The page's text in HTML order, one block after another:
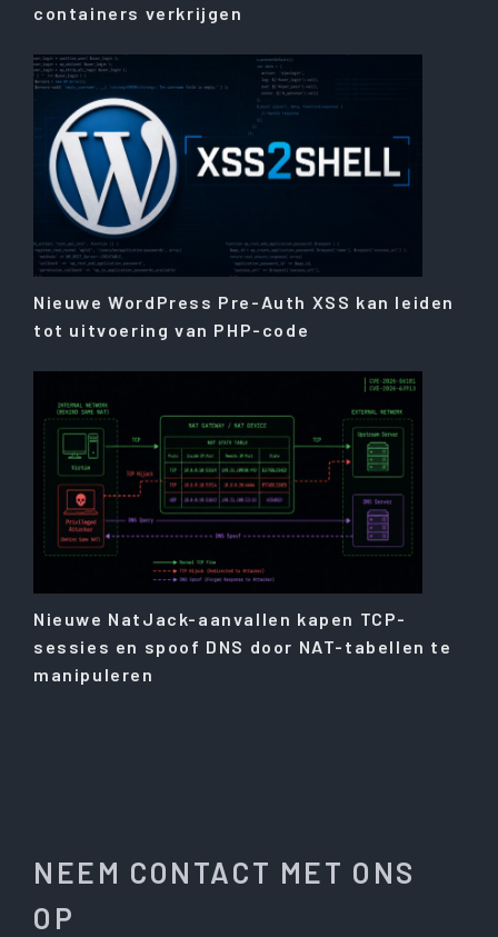
containers verkrijgen
Nieuwe WordPress Pre-Auth XSS kan leiden
tot uitvoering van PHP-code
Nieuwe NatJack-aanvallen kapen TCP-
sessies en spoof DNS door NAT-tabellen te
manipuleren
NEEM CONTACT MET ONS
OP